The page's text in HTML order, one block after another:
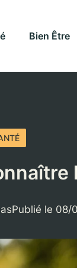
Bien Être
Publié le 08/